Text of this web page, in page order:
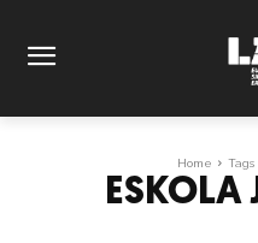
Home Tags
ESKOLA